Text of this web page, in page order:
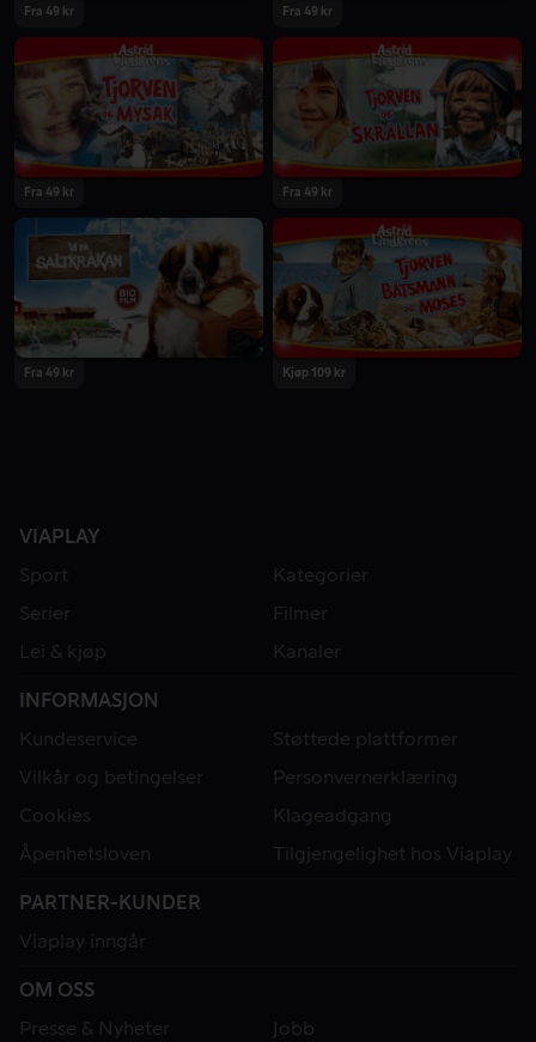
Fra 49 kr Fra 49 kr
Fra 49 kr Fra 49 kr
Fra 49 kr Kjøp 109 kr
VIAPLAY
Sport
Kategorier
Serier
Filmer
Lei & kjøp
Kanaler
INFORMASJON
Kundeservice
Støttede plattformer
Vilkår og betingelser
Personvernerklæring
Cookies
Klageadgang
Åpenhetsloven
Tilgjengelighet hos Viaplay
PARTNER-KUNDER
Viaplay inngår
OM OSS
Presse & Nyheter
Jobb